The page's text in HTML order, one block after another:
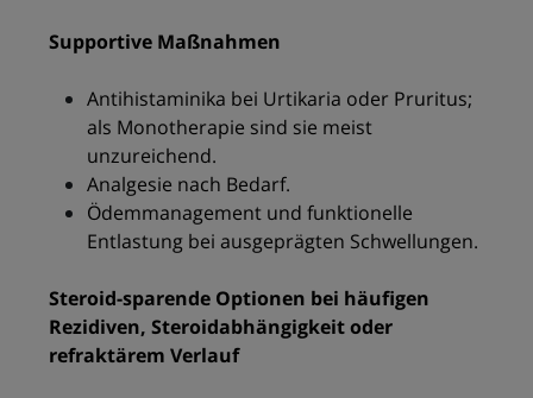
Supportive Maßnahmen
Antihistaminika bei Urtikaria oder Pruritus;
als Monotherapie sind sie meist
unzureichend.
Analgesie nach Bedarf.
Ödemmanagement und funktionelle
Entlastung bei ausgeprägten Schwellungen.
Steroid-sparende Optionen bei häufigen
Rezidiven, Steroidabhängigkeit oder
refraktärem Verlauf